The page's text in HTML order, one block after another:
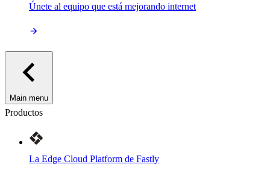
Únete al equipo que está mejorando internet
Main menu
Productos
La Edge Cloud Platform de Fastly